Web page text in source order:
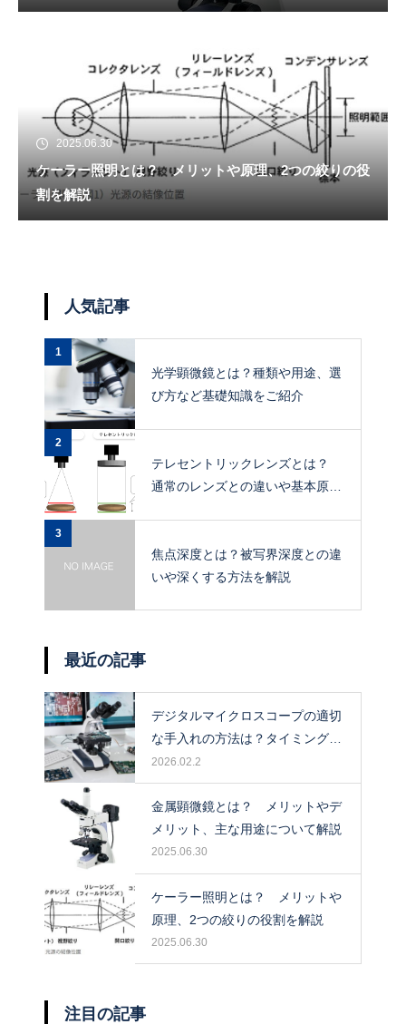
2025.06.30
ケーラー照明とは？ メリットや原理、2つの絞りの役
割を解説
人気記事
1
光学顕微鏡とは？種類や用途、選
び方など基礎知識をご紹介
2
テレセントリックレンズとは？
通常のレンズとの違いや基本原
3
焦点深度とは？被写界深度との違
いや深くする方法を解説
最近の記事
デジタルマイクロスコープの適切
な手入れの方法は？タイミングや
保管場所も解説！
2026.02.2
金属顕微鏡とは？ メリットやデ
メリット、主な用途について解説
2025.06.30
ケーラー照明とは？ メリットや
原理、2つの絞りの役割を解説
2025.06.30
注目の記事